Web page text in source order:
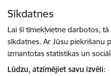
Sīkdatnes
Lai šī tīmekļvietne darbotos,
sīkdatnes. Ar Jūsu piekrišanu
izmantotas statistikas un
Lūdzu, atzīmējiet savu izvēli:
1 / 1